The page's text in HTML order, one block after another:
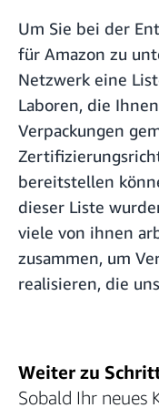
Um Sie bei der
für Amazon zu
Netzwerk eine
Laboren, die
Verpackungen
bereitstellen
dieser Liste
viele von ihnen
zusammen, um
realisieren, die
Weiter zu
Sobald Ihr neues